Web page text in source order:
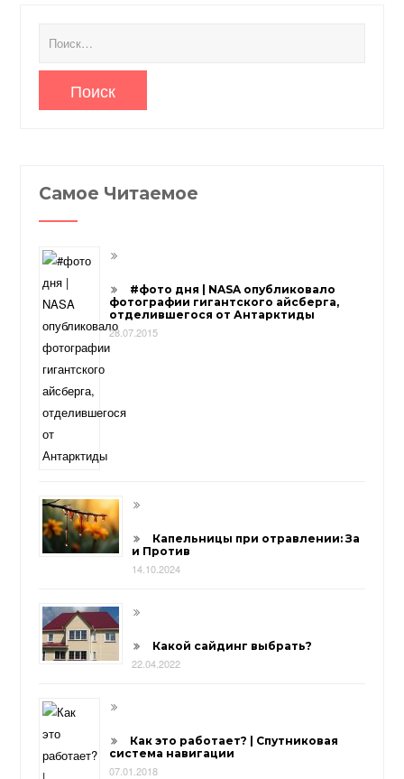
Самое Читаемое
#фото дня | NASA опубликовало
фотографии гигантского айсберга,
отделившегося от Антарктиды
28.07.2015
Капельницы при отравлении: За
и Против
14.10.2024
Какой сайдинг выбрать?
22.04.2022
Как это работает? | Спутниковая
система навигации
07.01.2018